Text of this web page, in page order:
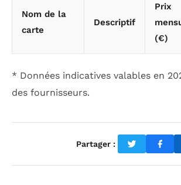
Nom de la
carte
Descriptif
Prix
(€)
* Données indicatives valables en
des fournisseurs.
Partager :